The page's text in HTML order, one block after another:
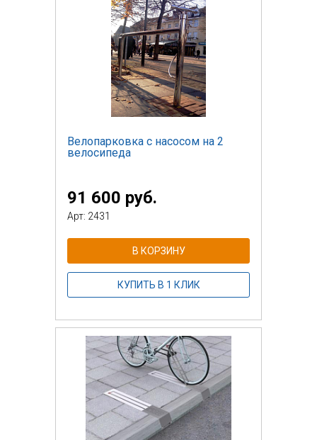
Велопарковка с насосом на 2
велосипеда
91 600 руб.
Арт: 2431
В КОРЗИНУ
КУПИТЬ В 1 КЛИК